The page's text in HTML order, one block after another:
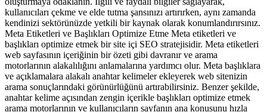
kullanıcıları çekme ve elde tutma şansınızı artırırken, aynı zamanda
kendinizi sektörünüzde yetkili bir kaynak olarak konumlandırırsınız.
Meta Etiketleri ve Başlıkları Optimize Etme Meta etiketleri ve
başlıkları optimize etmek bir site içi SEO stratejisidir. Meta etiketleri
web sayfasının içeriğinin bir özeti gibi davranır ve arama
motorlarının alakalılığını anlamalarına yardımcı olur. Meta başlıklara
ve açıklamalara alakalı anahtar kelimeler ekleyerek web sitenizin
arama sonuçlarındaki görünürlüğünü artırabilirsiniz. Benzer şekilde,
anahtar kelime açısından zengin içerikle başlıkları optimize etmek
arama motorlarının ve kullanıcıların sayfanın ana konusunu hızla